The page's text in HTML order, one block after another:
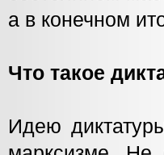
а в конечном
Что такое
Идею